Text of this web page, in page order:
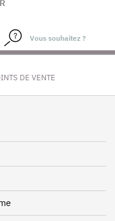
DE VENTE